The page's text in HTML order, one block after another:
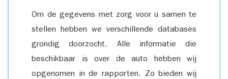
Om de gegevens met zorg voor u samen te
stellen hebben we verschillende databases
grondig doorzocht. Alle informatie die
beschikbaar is over de auto hebben wij
opgenomen in de rapporten. Zo bieden wij